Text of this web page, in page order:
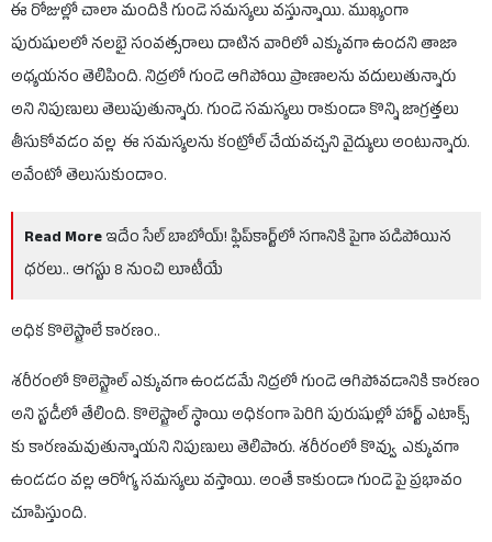
ఈ రోజుల్లో చాలా మందికి గుండె సమస్యలు వస్తున్నాయి. ముఖ్యంగా
పురుషులలో నలభై సంవత్సరాలు దాటిన వారిలో ఎక్కువగా ఉందని తాజా
అధ్యయనం తెలిపింది. నిద్రలో గుండె ఆగిపోయి ప్రాణాలను వదులుతున్నారు
అని నిపుణులు తెలుపుతున్నారు. గుండె సమస్యలు రాకుండా కొన్ని జాగ్రత్తలు
తీసుకోవడం వల్ల ఈ సమస్యలను కంట్రోల్ చేయవచ్చని వైద్యులు అంటున్నారు.
అవేంటో తెలుసుకుందాం.
Read Moreఇదేం సేల్ బాబోయ్! ఫ్లిప్‌కార్ట్‌లో సగానికి పైగా పడిపోయిన
ధరలు.. ఆగస్టు 8 నుంచి లూటీయే
అధిక కొలెస్ట్రాలే కారణం..
శరీరంలో కొలెస్ట్రాల్ ఎక్కువగా ఉండడమే నిద్రలో గుండె ఆగిపోవడానికి కారణం
అని స్టడీలో తేలింది. కొలెస్ట్రాల్ స్థాయి అధికంగా పెరిగి పురుషుల్లో హార్ట్ ఎటాక్స్
కు కారణమవుతున్నాయని నిపుణులు తెలిపారు. శరీరంలో కొవ్వు ఎక్కువగా
ఉండడం వల్ల ఆరోగ్య సమస్యలు వస్తాయి. అంతే కాకుండా గుండె పై ప్రభావం
చూపిస్తుంది.